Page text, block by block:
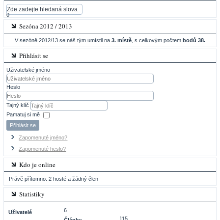
0
Sezóna 2012 / 2013
V sezóně 2012/13 se náš tým umístil na 3. místě , s celkovým počtem bodů 38.
Přihlásit se
Uživatelské jméno
Heslo
Tajný klíč
Pamatuj si mě
Přihlásit se
Zapomenuté jméno?
Zapomenuté heslo?
Kdo je online
Právě přítomno: 2 hosté a žádný člen
Statistiky
Uživatelé
6
115